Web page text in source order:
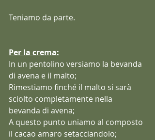
Teniamo da parte.
Per la crema:
In un pentolino versiamo la bevanda
di avena e il malto;
Rimestiamo finché il malto si sarà
sciolto completamente nella
bevanda di avena;
A questo punto uniamo al composto
il cacao amaro setacciandolo;